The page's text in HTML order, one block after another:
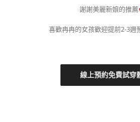
謝謝美麗新娘的推薦
喜歡冉冉的女孩歡迎提前2-3週
線上預約免費試穿